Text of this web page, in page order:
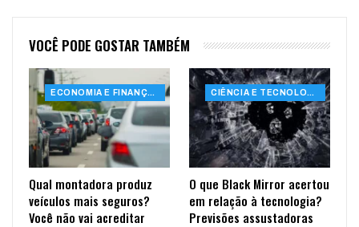
VOCÊ PODE GOSTAR TAMBÉM
ECONOMIA E FINANÇAS
Qual montadora produz
veículos mais seguros?
Você não vai acreditar
CIÊNCIA E TECNOLOGIA
O que Black Mirror acertou
em relação à tecnologia?
Previsões assustadoras